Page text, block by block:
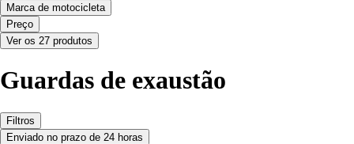
Marca de motocicleta
Preço
Ver os 27 produtos
Guardas de exaustão
Filtros
Enviado no prazo de 24 horas